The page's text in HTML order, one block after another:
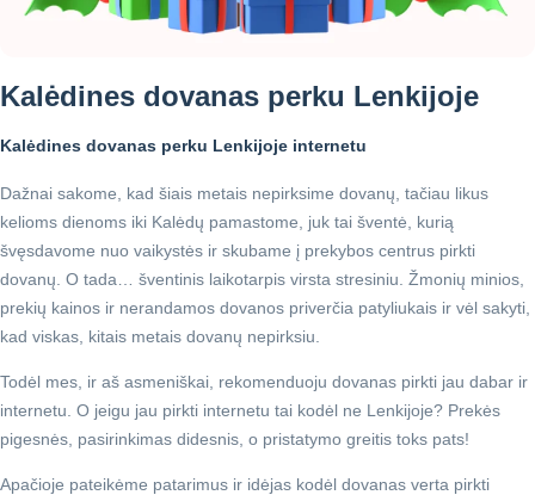
Kalėdines dovanas perku Lenkijoje
Kalėdines dovanas perku Lenkijoje internetu
Dažnai sakome, kad šiais metais nepirksime dovanų, tačiau likus
kelioms dienoms iki Kalėdų pamastome, juk tai šventė, kurią
švęsdavome nuo vaikystės ir skubame į prekybos centrus pirkti
dovanų. O tada… šventinis laikotarpis virsta stresiniu. Žmonių minios,
prekių kainos ir nerandamos dovanos priverčia patyliukais ir vėl sakyti,
kad viskas, kitais metais dovanų nepirksiu.
Todėl mes, ir aš asmeniškai, rekomenduoju dovanas pirkti jau dabar ir
internetu. O jeigu jau pirkti internetu tai kodėl ne Lenkijoje? Prekės
pigesnės, pasirinkimas didesnis, o pristatymo greitis toks pats!
Apačioje pateikėme patarimus ir idėjas kodėl dovanas verta pirkti